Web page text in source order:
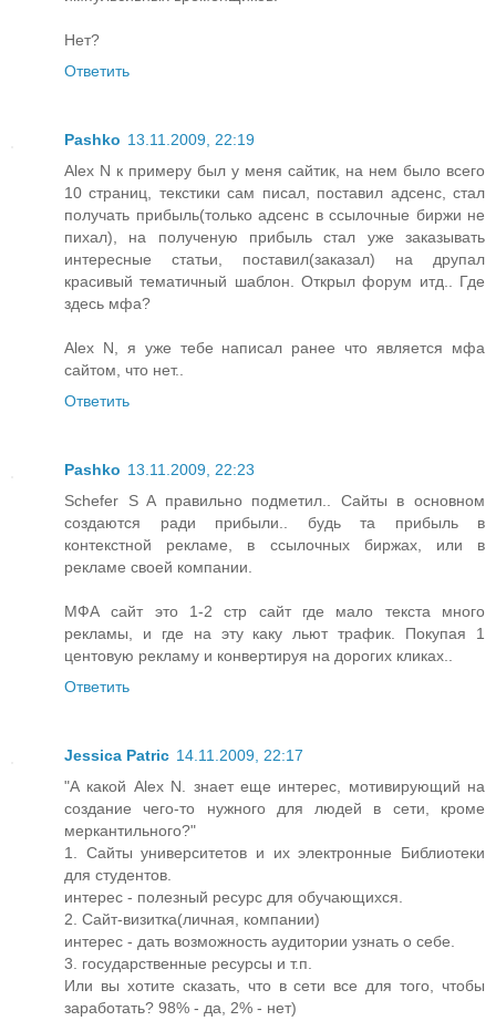
Нет?
Ответить
Pashko 13.11.2009, 22:19
Alex N к примеру был у меня сайтик, на нем было всего
10 страниц, текстики сам писал, поставил адсенс, стал
получать прибыль(только адсенс в ссылочные биржи не
пихал), на полученую прибыль стал уже заказывать
интересные статьи, поставил(заказал) на друпал
красивый тематичный шаблон. Открыл форум итд.. Где
здесь мфа?
Alex N, я уже тебе написал ранее что является мфа
сайтом, что нет..
Ответить
Pashko 13.11.2009, 22:23
Schefer S A правильно подметил.. Сайты в основном
создаются ради прибыли.. будь та прибыль в
контекстной рекламе, в ссылочных биржах, или в
рекламе своей компании.
МФА сайт это 1-2 стр сайт где мало текста много
рекламы, и где на эту каку льют трафик. Покупая 1
центовую рекламу и конвертируя на дорогих кликах..
Ответить
Jessica Patric 14.11.2009, 22:17
"А какой Alex N. знает еще интерес, мотивирующий на
создание чего-то нужного для людей в сети, кроме
меркантильного?"
1. Сайты университетов и их электронные Библиотеки
для студентов.
интерес - полезный ресурс для обучающихся.
2. Сайт-визитка(личная, компании)
интерес - дать возможность аудитории узнать о себе.
3. государственные ресурсы и т.п.
Или вы хотите сказать, что в сети все для того, чтобы
заработать? 98% - да, 2% - нет)